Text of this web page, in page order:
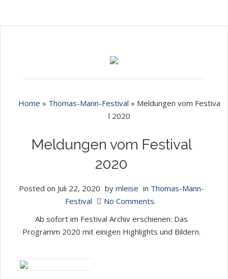
Home » Thomas-Mann-Festival » Meldungen vom Festiva
l 2020
Meldungen vom Festival
2020
Posted on Juli 22, 2020 by mleise in Thomas-Mann-
Festival
No Comments.
Ab sofort im Festival Archiv erschienen: Das
Programm 2020 mit einigen Highlights und Bildern.